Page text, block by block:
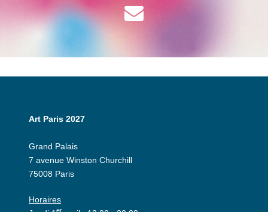
Art Paris 2027
Grand Palais
7 avenue Winston Churchill
75008 Paris
Horaires
er